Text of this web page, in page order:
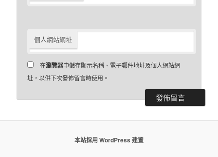
個人網站網址
在瀏覽器中儲存顯示名稱、電子郵件地址及個人網站網
址，以供下次發佈留言時使用。
本站採用 WordPress 建置